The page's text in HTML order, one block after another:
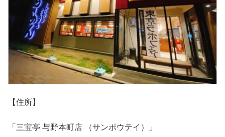
【住所】
「三宝亭 与野本町店 （サンポウテイ）」